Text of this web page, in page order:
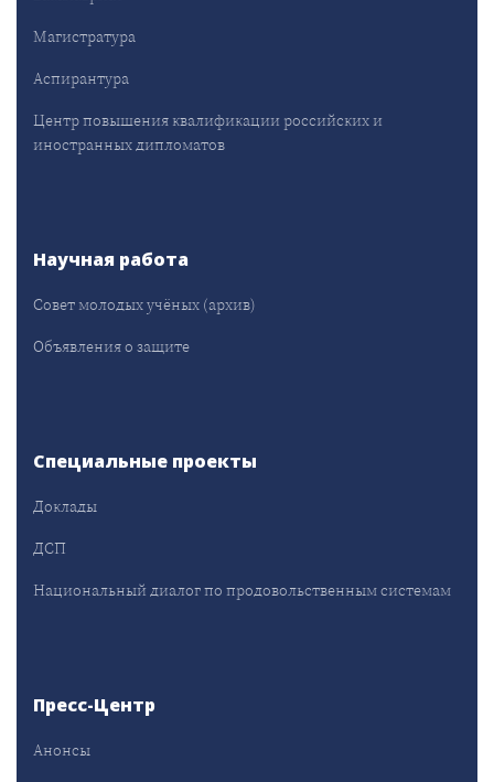
Магистратура
Аспирантура
Центр повышения квалификации российских и
иностранных дипломатов
Научная работа
Совет молодых учёных (архив)
Объявления о защите
Специальные проекты
Доклады
ДСП
Национальный диалог по продовольственным системам
Пресс-Центр
Анонсы